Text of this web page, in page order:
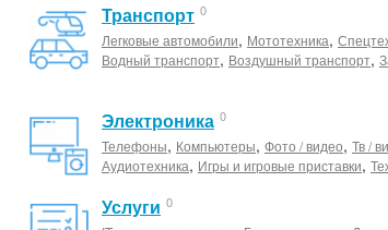
Транспорт 0
Легковые автомобили, Мототехника,
Водный транспорт, Воздушный транспорт,
Электроника 0
Телефоны, Компьютеры, Фото / видео, Тв /
Аудиотехника, Игры и игровые приставки,
Услуги 0